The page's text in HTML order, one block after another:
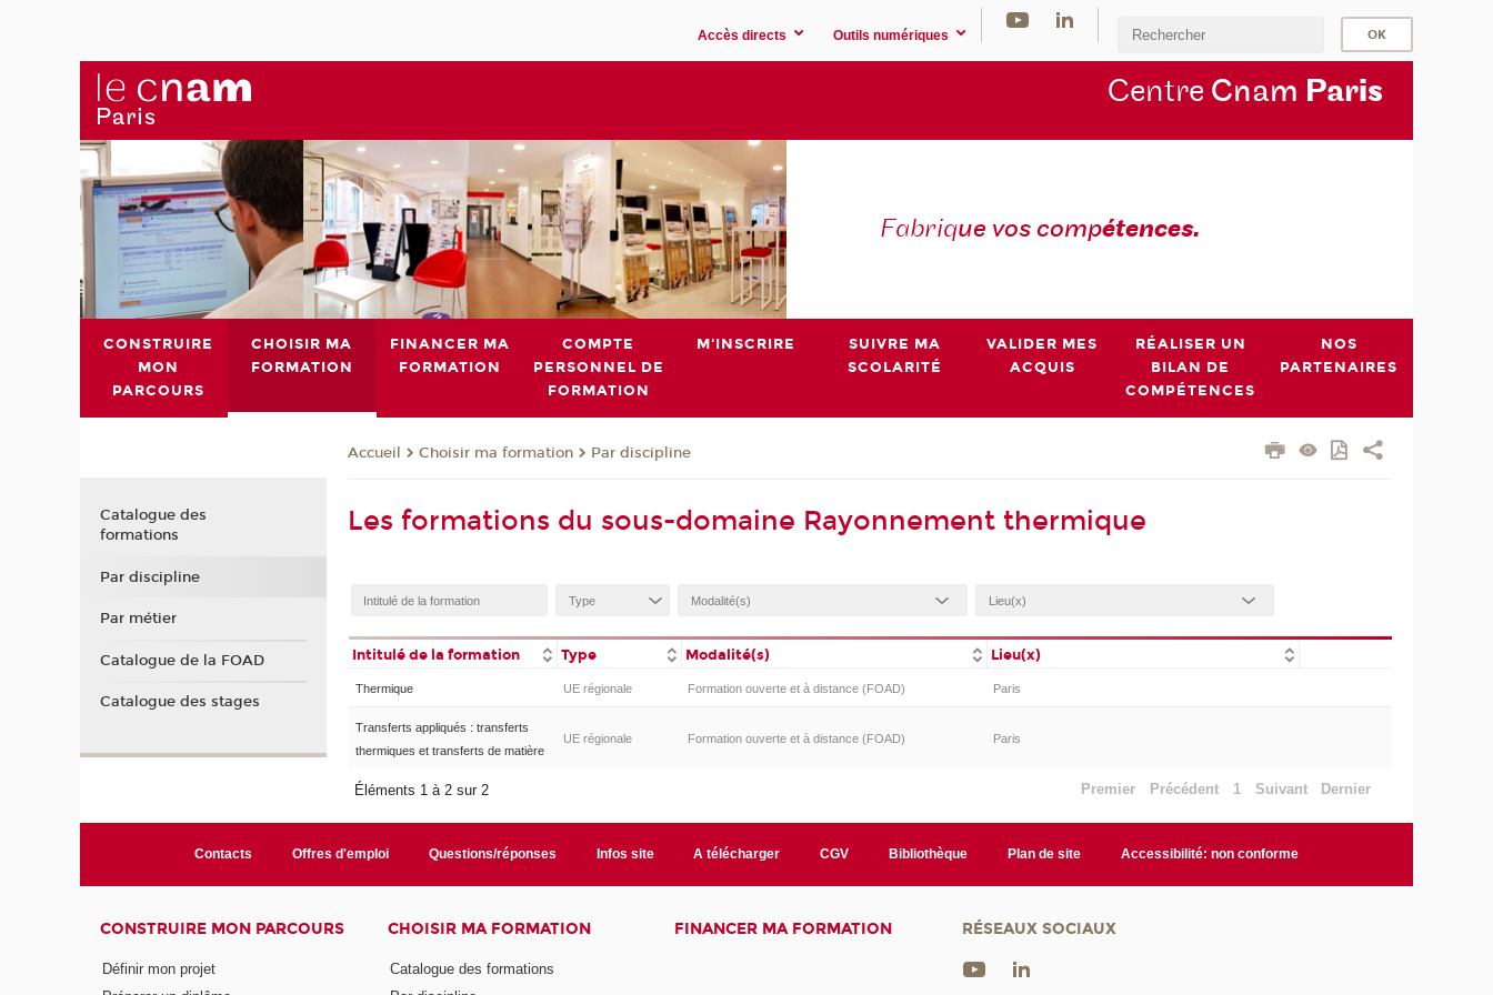
Accès directs Outils numériques
Centre Cnam Paris
Fabrique vos compétences.
CONSTRUIRE
MON
PARCOURS
CHOISIR MA
FORMATION
FINANCER MA
FORMATION
COMPTE
PERSONNEL DE
FORMATION
M'INSCRIRE
SUIVRE MA
SCOLARITÉ
VALIDER MES
ACQUIS
RÉALISER UN
BILAN DE
COMPÉTENCES
NOS
PARTENAIRES
Accueil Choisir ma formation Par discipline
Les formations du sous-domaine Rayonnement thermique
Intitulé de la formation Type Modalité(s) Lieu(x)
Thermique UE régionale Formation ouverte et à distance (FOAD) Paris
Transferts appliqués : transferts
thermiques et transferts de matière
UE régionale Formation ouverte et à distance (FOAD) Paris
Éléments 1 à 2 sur 2 Premier Précédent 1 Suivant Dernier
Catalogue des
formations
Par discipline
Par métier
Catalogue de la FOAD
Catalogue des stages
Contacts Offres d'emploi Questions/réponses Infos site A télécharger CGV Bibliothèque Plan de site Accessibilité: non conforme
CONSTRUIRE MON PARCOURS
Définir mon projet
CHOISIR MA FORMATION
Catalogue des formations
FINANCER MA FORMATION RÉSEAUX SOCIAUX